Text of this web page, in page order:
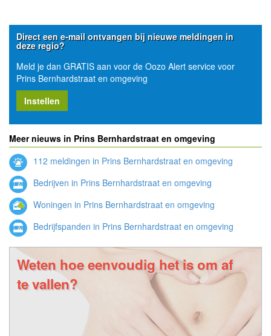
Direct een e-mail ontvangen bij nieuwe meldingen in
deze regio?
Meld je dan GRATIS aan voor de Oozo Alert service voor
Prins Bernhardstraat en omgeving
Instellen
Meer nieuws in Prins Bernhardstraat en omgeving
112 meldingen in Prins Bernhardstraat en omgeving
Bedrijven in Prins Bernhardstraat en omgeving
Woningen in Prins Bernhardstraat en omgeving
Bedrijfspanden in Prins Bernhardstraat en omgeving
Weten hoe eenvoudig het is om af
te vallen?